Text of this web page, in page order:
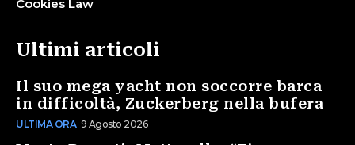
Cookies Law
Ultimi articoli
Il suo mega yacht non soccorre barca
in difficoltà, Zuckerberg nella bufera
ULTIMA ORA 9 Agosto 2026